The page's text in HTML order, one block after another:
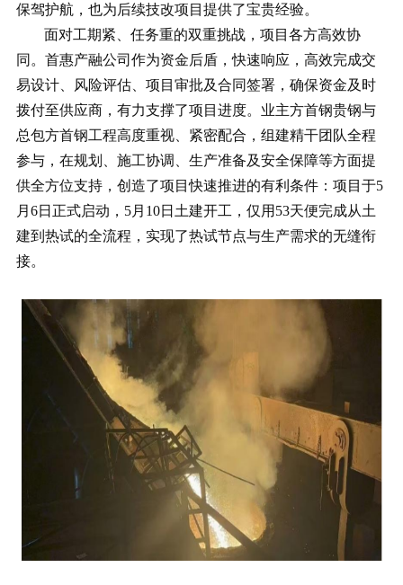
保驾护航，也为后续技改项目提供了宝贵经验。
面对工期紧、任务重的双重挑战，项目各方高效协
同。首惠产融公司作为资金后盾，快速响应，高效完成交
易设计、风险评估、项目审批及合同签署，确保资金及时
拨付至供应商，有力支撑了项目进度。业主方首钢贵钢与
总包方首钢工程高度重视、紧密配合，组建精干团队全程
参与，在规划、施工协调、生产准备及安全保障等方面提
供全方位支持，创造了项目快速推进的有利条件：项目于5
月6日正式启动，5月10日土建开工，仅用53天便完成从土
建到热试的全流程，实现了热试节点与生产需求的无缝衔
接。